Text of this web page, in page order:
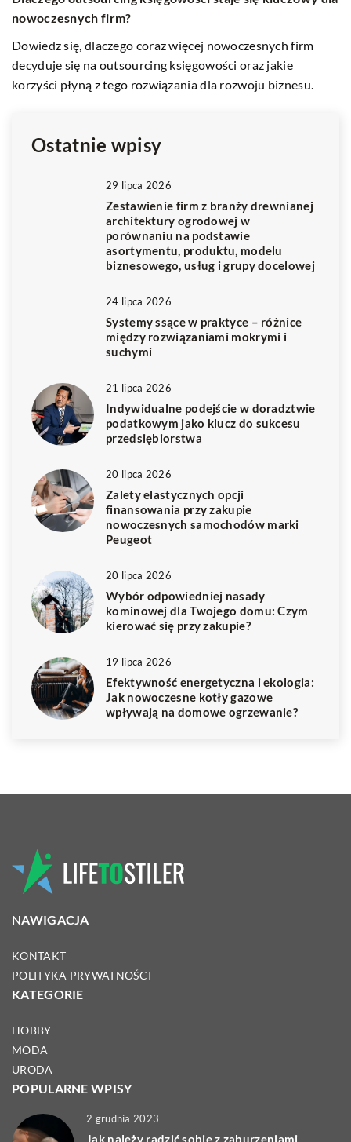
nowoczesnych firm?
Dowiedz się, dlaczego coraz więcej nowoczesnych firm
decyduje się na outsourcing księgowości oraz jakie
korzyści płyną z tego rozwiązania dla rozwoju biznesu.
Ostatnie wpisy
29 lipca 2026
Zestawienie firm z branży drewnianej
architektury ogrodowej w
porównaniu na podstawie
asortymentu, produktu, modelu
biznesowego, usług i grupy docelowej
24 lipca 2026
Systemy ssące w praktyce – różnice
między rozwiązaniami mokrymi i
suchymi
21 lipca 2026
Indywidualne podejście w doradztwie
podatkowym jako klucz do sukcesu
przedsiębiorstwa
20 lipca 2026
Zalety elastycznych opcji
finansowania przy zakupie
nowoczesnych samochodów marki
Peugeot
20 lipca 2026
Wybór odpowiedniej nasady
kominowej dla Twojego domu: Czym
kierować się przy zakupie?
19 lipca 2026
Efektywność energetyczna i ekologia:
Jak nowoczesne kotły gazowe
wpływają na domowe ogrzewanie?
NAWIGACJA
KONTAKT
POLITYKA PRYWATNOŚCI
KATEGORIE
HOBBY
MODA
URODA
POPULARNE WPISY
2 grudnia 2023
Jak należy radzić sobie z zaburzeniami